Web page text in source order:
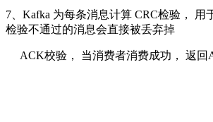
7、Kafka 为每条消息计算 CRC检验， 用
检验不通过的消息会直接被丢弃掉
ACK校验， 当消费者消费成功， 返回